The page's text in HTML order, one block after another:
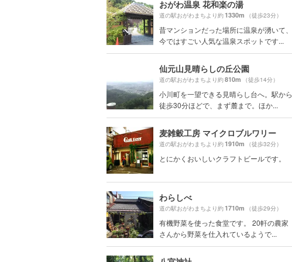
おがわ温泉 花和楽の湯
道の駅おがわまちより約1330m （徒歩23分）
昔マンションだった場所に温泉が湧いて、
今ではすごい人気な温泉スポットです...
仙元山見晴らしの丘公園
道の駅おがわまちより約810m （徒歩14分）
小川町を一望できる見晴らし台へ。駅から
徒歩30分ほどで、まず麓まで。ほか...
麦雑穀工房 マイクロブルワリー
道の駅おがわまちより約1910m （徒歩32分）
とにかくおいしいクラフトビールです。
わらしべ
道の駅おがわまちより約1710m （徒歩29分）
有機野菜を使った食堂です。 20軒の農家
さんから野菜を仕入れているようで...